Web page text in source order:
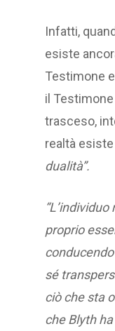
Infatti,
esiste
Testimone
il
trasceso,
realtà
dualità”.
proprio
sé
ciò che sta
che Blyth